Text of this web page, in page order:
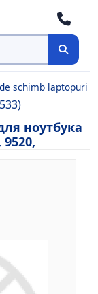
schimb laptopuri
ноутбука
9520,